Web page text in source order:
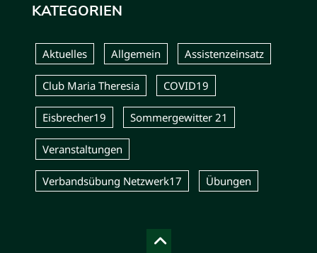
KATEGORIEN
Aktuelles Allgemein Assistenzeinsatz
Club Maria Theresia COVID19
Eisbrecher19 Sommergewitter 21
Veranstaltungen
Verbandsübung Netzwerk17 Übungen